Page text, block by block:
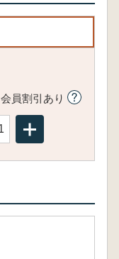
会員割引あり